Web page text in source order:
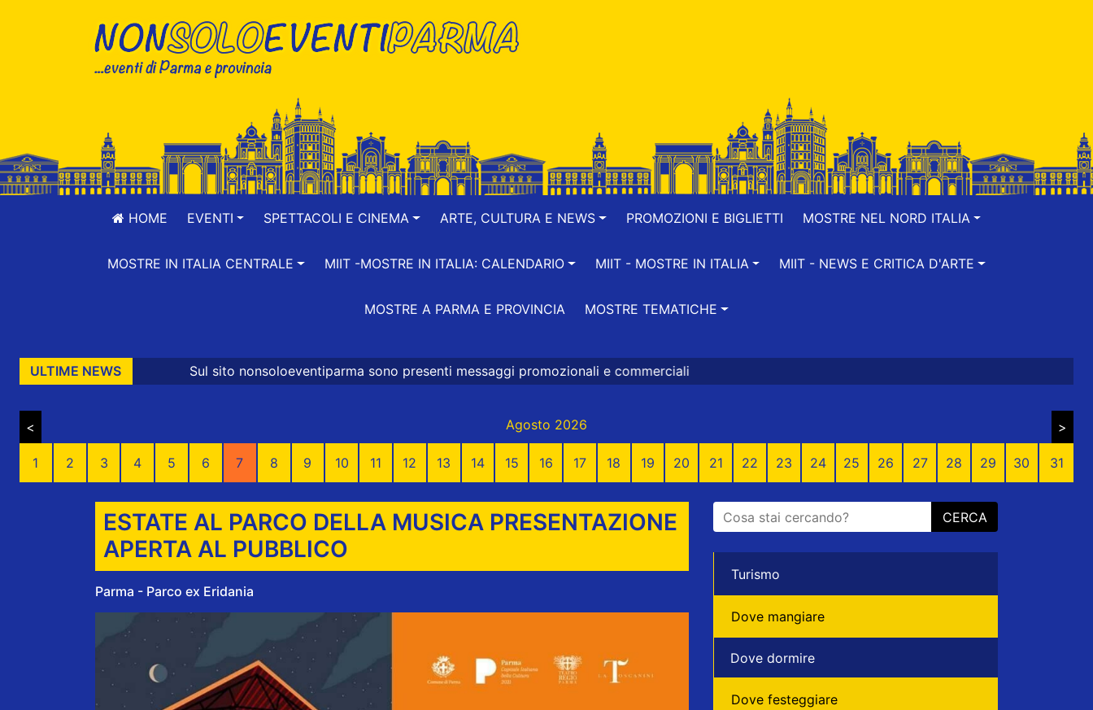
HOME EVENTI SPETTACOLI E CINEMA ARTE, CULTURA E NEWS PROMOZIONI E BIGLIETTI MOSTRE NEL NORD ITALIA
MOSTRE IN ITALIA CENTRALE MIIT -MOSTRE IN ITALIA: CALENDARIO MIIT - MOSTRE IN ITALIA MIIT - NEWS E CRITICA D'ARTE
MOSTRE A PARMA E PROVINCIA MOSTRE TEMATICHE
ULTIME NEWS
Sul sito nonsoloeventiparma sono presenti messaggi promozionali e commerciali
< Agosto 2026 >
1 2 3 4 5 6 7 8 9 10 11 12 13 14 15 16 17 18 19 20 21 22 23 24 25 26 27 28 29 30 31
ESTATE AL PARCO DELLA MUSICA PRESENTAZIONE
APERTA AL PUBBLICO
Parma - Parco ex Eridania
CERCA
Turismo
Dove mangiare
Dove dormire
Dove festeggiare